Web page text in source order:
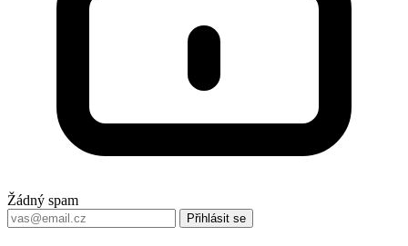
Žádný spam
Přihlásit se